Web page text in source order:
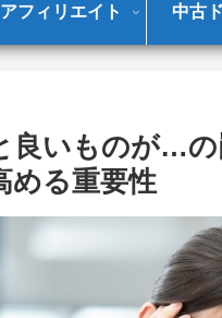
フィリエイト 中古
良いものが…
める重要性